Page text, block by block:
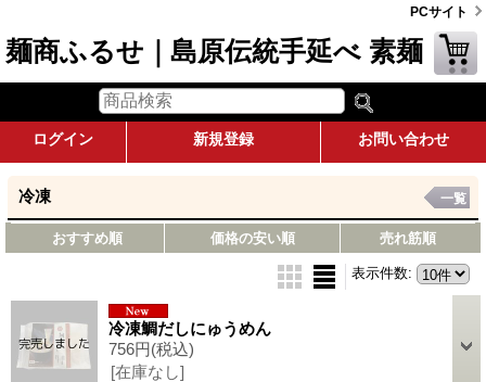
PCサイト
麺商ふるせ｜島原伝統手延べ 素麺
ログイン 新規登録 お問い合わせ
冷凍 一覧
おすすめ順 価格の安い順 売れ筋順
表示件数:
冷凍鯛だしにゅうめん
756円(税込)
[在庫なし]